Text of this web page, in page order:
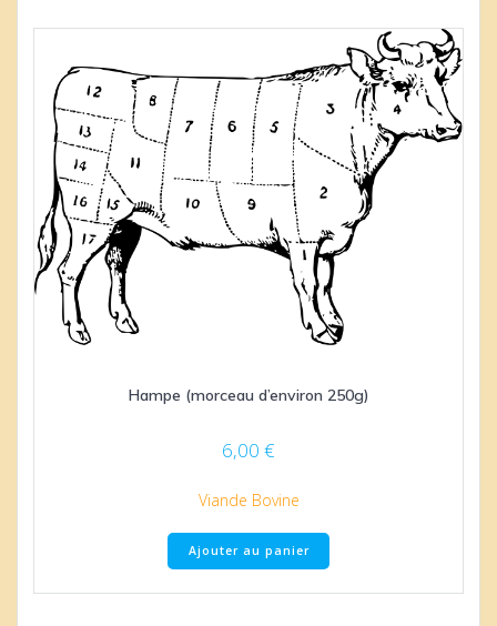
Hampe (morceau d’environ 250g)
6,00 €
Viande Bovine
Ajouter au panier